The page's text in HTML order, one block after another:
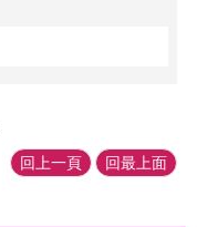
回上一頁 回最上面